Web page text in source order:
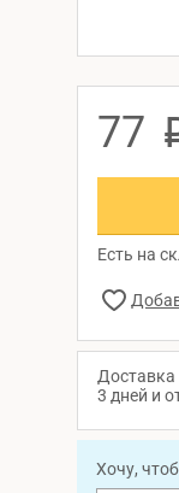
77
Есть на
3 дней и
Хочу,